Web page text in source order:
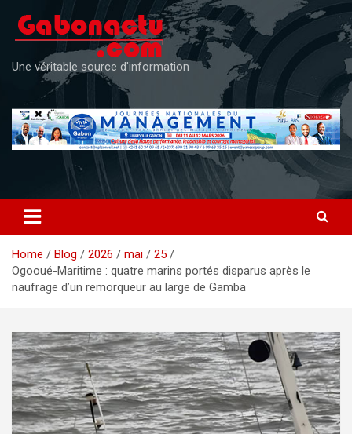
content
Une véritable source d'information
Home Blog 2026 mai
25
Ogooué-Maritime : quatre marins portés disparus après le
naufrage d’un remorqueur au large de Gamba